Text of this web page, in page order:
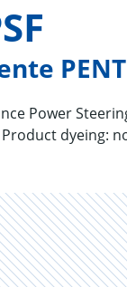
Power
dyeing: